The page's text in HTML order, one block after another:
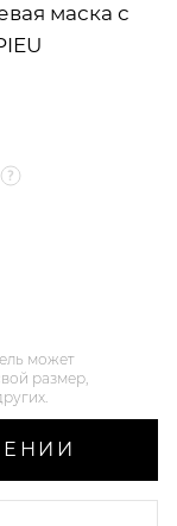
маска с
может
размер,